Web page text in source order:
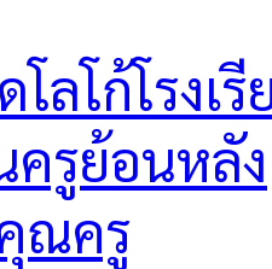
ลโก้โรงเ
ครูย้อนหลัง
ณครู